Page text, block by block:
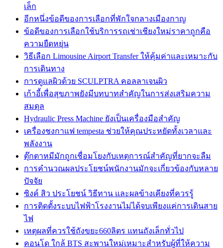
เล็ก
อีกหนึ่งข้อดีของการเลือกที่พักใจกลางเมืองกาญ
ข้อดีของการเลือกใช้บริการรถเช่าเชียงใหม่ราคาถูกคือ
ความยืดหยุ่น
วิธีเลือก Limousine Airport Transfer ให้คุ้มค่าและเหมาะกับ
การเดินทาง
การดูแลผิวด้วย SCULPTRA คอลลาเจนผิว
เก้าอี้เพื่อสุขภาพยังมีบทบาทสำคัญในการส่งเสริมความ
สมดุล
Hydraulic Press Machine ยังเป็นเครื่องมือสำคัญ
เครื่องชงกาแฟ tempesta ช่วยให้คุณประหยัดทั้งเวลาและ
พลังงาน
ตุ๊กตาหมีมักถูกเชื่อมโยงกับเหตุการณ์สำคัญที่ยากจะลืม
การคำนวณผลประโยชน์พนักงานมักจะเกี่ยวข้องกับหลาย
ปัจจัย
ซิงค์ สิว ประโยชน์ วิธีทาน และผลข้างเคียงที่ควรรู้
การติดตั้งระบบไฟฟ้าโรงงานไม่ได้จบเพียงแค่การเดินสาย
ไฟ
เหตุผลที่ควรใช้ถังขยะ660ลิตร แทนถังเล็กทั่วไป
คอนโด ใกล้ BTS สะพานใหม่เหมาะสำหรับผู้ที่ให้ความ